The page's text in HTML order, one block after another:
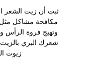
ثبت أن زيت الشعر
مكافحة مشاكل
وتهيج فروة الرأس
شعرك البري
زيوت